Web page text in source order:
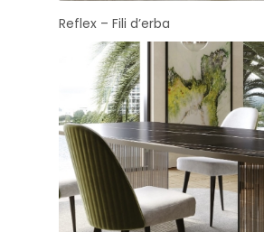
Reflex – Fili d’erba